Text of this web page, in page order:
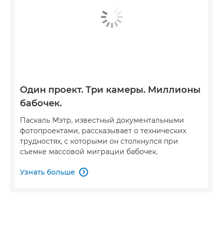
Один проект. Три камеры. Миллионы
бабочек.
Паскаль Мэтр, известный документальными
фотопроектами, рассказывает о технических
трудностях, с которыми он столкнулся при
съемке массовой миграции бабочек.
Узнать больше 